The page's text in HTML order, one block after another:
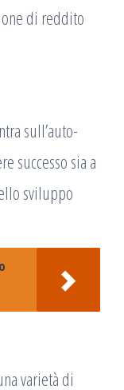
di reddito
sull’auto-
successo sia a
sviluppo
varietà di